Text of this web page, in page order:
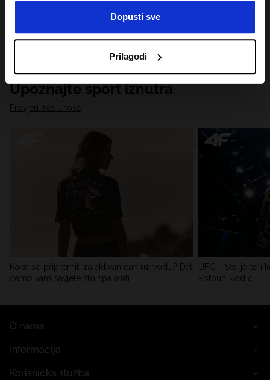
Dopusti sve
Prilagodi
Upoznajte sport iznutra
Provjeri sve unose
Kako se pripremiti za aktivan dan uz vodu? Dat
ćemo vam savjete što spakirati
UFC – Što je to i
Potpuni vodič
O nama
Informacija
Korisnička služba